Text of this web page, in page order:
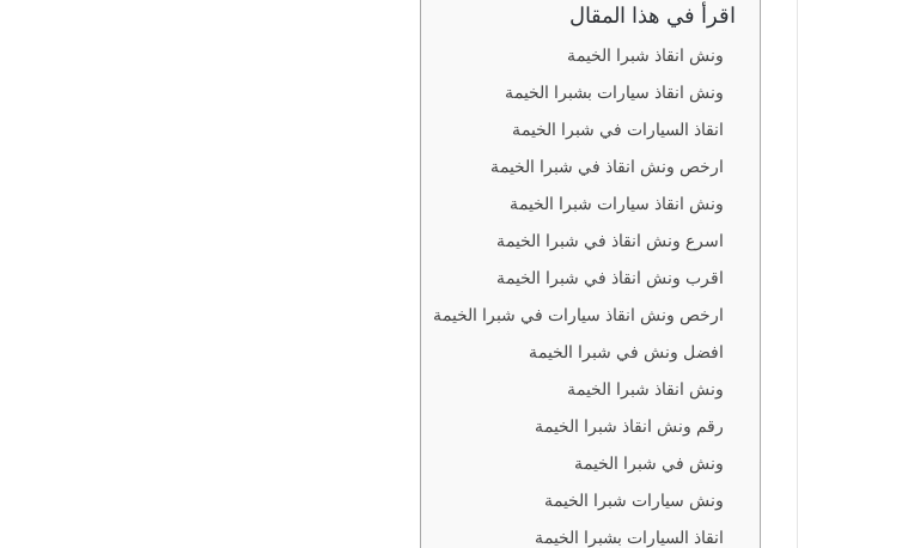
اقرأ في هذا المقال
ونش انقاذ شبرا الخيمة
ونش انقاذ سيارات بشبرا الخيمة
انقاذ السيارات في شبرا الخيمة
ارخص ونش انقاذ في شبرا الخيمة
ونش انقاذ سيارات شبرا الخيمة
اسرع ونش انقاذ في شبرا الخيمة
اقرب ونش انقاذ في شبرا الخيمة
ارخص ونش انقاذ سيارات في شبرا الخيمة
افضل ونش في شبرا الخيمة
ونش انقاذ شبرا الخيمة
رقم ونش انقاذ شبرا الخيمة
ونش في شبرا الخيمة
ونش سيارات شبرا الخيمة
انقاذ السيارات بشبرا الخيمة